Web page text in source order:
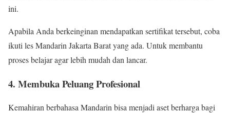
ini.
Apabila Anda berkeinginan mendapatkan sertifikat tersebut, coba
ikuti les Mandarin Jakarta Barat yang ada. Untuk membantu
proses belajar agar lebih mudah dan lancar.
4. Membuka Peluang Profesional
Kemahiran berbahasa Mandarin bisa menjadi aset berharga bagi